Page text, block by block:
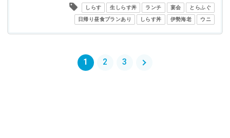
しらす 生しらす丼 ランチ 宴会 とらふぐ
日帰り昼食プランあり しらす丼 伊勢海老 ウニ
1 2 3